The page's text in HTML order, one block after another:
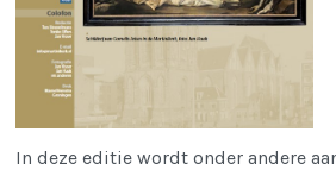
In deze editie wordt onder andere